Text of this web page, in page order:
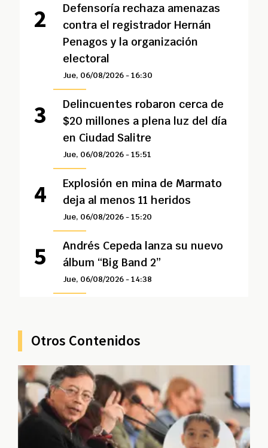
Defensoría rechaza amenazas
contra el registrador Hernán
Penagos y la organización
electoral
Jue, 06/08/2026 - 16:30
Delincuentes robaron cerca de
$20 millones a plena luz del día
en Ciudad Salitre
Jue, 06/08/2026 - 15:51
Explosión en mina de Marmato
deja al menos 11 heridos
Jue, 06/08/2026 - 15:20
Andrés Cepeda lanza su nuevo
álbum “Big Band 2”
Jue, 06/08/2026 - 14:38
Otros Contenidos